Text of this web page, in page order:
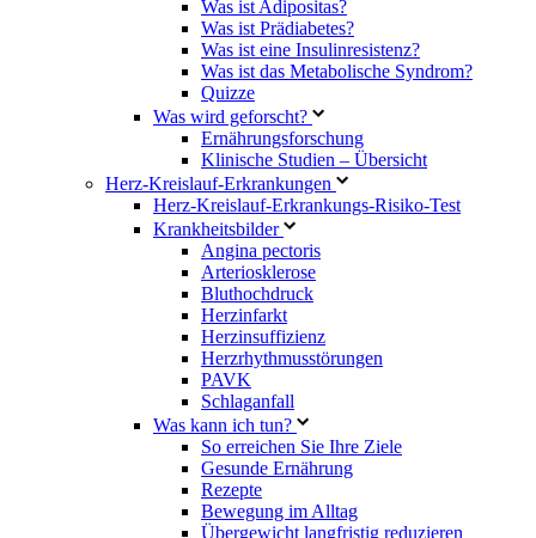
Was ist Adipositas?
Was ist Prädiabetes?
Was ist eine Insulinresistenz?
Was ist das Metabolische Syndrom?
Quizze
Was wird geforscht?
Ernährungsforschung
Klinische Studien – Übersicht
Herz-Kreislauf-Erkrankungen
Herz-Kreislauf-Erkrankungs-Risiko-Test
Krankheitsbilder
Angina pectoris
Arteriosklerose
Bluthochdruck
Herzinfarkt
Herzinsuffizienz
Herzrhythmusstörungen
PAVK
Schlaganfall
Was kann ich tun?
So erreichen Sie Ihre Ziele
Gesunde Ernährung
Rezepte
Bewegung im Alltag
Übergewicht langfristig reduzieren